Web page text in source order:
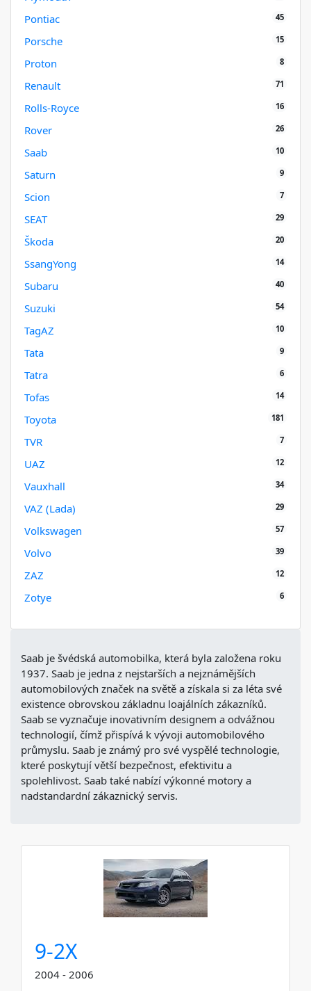
Pontiac 45
Porsche 15
Proton 8
Renault 71
Rolls-Royce 16
Rover 26
Saab 10
Saturn 9
Scion 7
SEAT 29
Škoda 20
SsangYong 14
Subaru 40
Suzuki 54
TagAZ 10
Tata 9
Tatra 6
Tofas 14
Toyota 181
TVR 7
UAZ 12
Vauxhall 34
VAZ (Lada) 29
Volkswagen 57
Volvo 39
ZAZ 12
Zotye 6
Saab je švédská automobilka, která byla založena roku
1937. Saab je jedna z nejstarších a nejznámějších
automobilových značek na světě a získala si za léta své
existence obrovskou základnu loajálních zákazníků.
Saab se vyznačuje inovativním designem a odvážnou
technologií, čímž přispívá k vývoji automobilového
průmyslu. Saab je známý pro své vyspělé technologie,
které poskytují větší bezpečnost, efektivitu a
spolehlivost. Saab také nabízí výkonné motory a
nadstandardní zákaznický servis.
9-2X
2004 - 2006